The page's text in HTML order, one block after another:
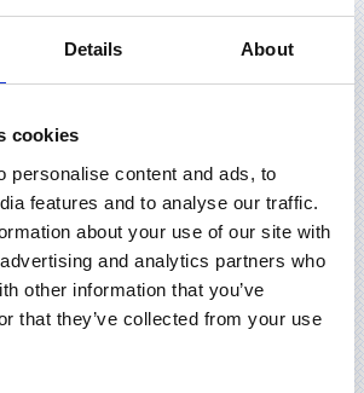
Details About
cookies
personalise content and ads, to
features and to analyse our traffic.
about your use of our site with
and analytics partners who
other information that you’ve
that they’ve collected from your use